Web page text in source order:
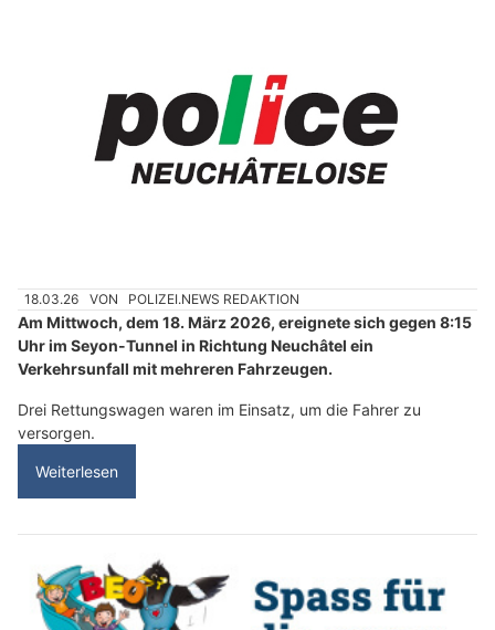
18.03.26 VON POLIZEI.NEWS REDAKTION
Am Mittwoch, dem 18. März 2026, ereignete sich gegen 8:15
Uhr im Seyon-Tunnel in Richtung Neuchâtel ein
Verkehrsunfall mit mehreren Fahrzeugen.
Drei Rettungswagen waren im Einsatz, um die Fahrer zu
versorgen.
Weiterlesen